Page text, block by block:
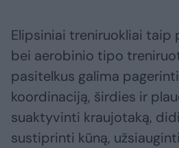
Elipsiniai treniruokliai taip
bei aerobinio tipo
pasitelkus galima
koordinaciją, širdies ir
suaktyvinti kraujotaką,
sustiprinti kūną,